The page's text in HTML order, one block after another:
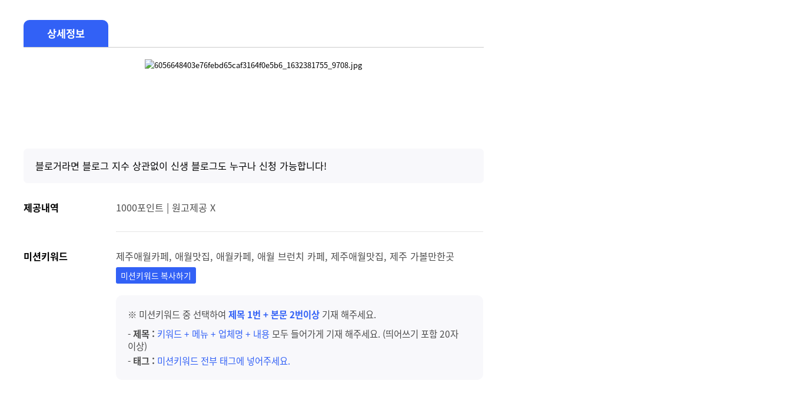
상세정보
블로거라면 블로그 지수 상관없이 신생 블로그도 누구나 신청 가능합니다!
제공내역 1000포인트 | 원고제공 X
미션키워드 제주애월카페, 애월맛집, 애월카페, 애월 브런치 카페, 제주애월맛집, 제주 가볼만한곳
미션키워드 복사하기
※ 미션키워드 중 선택하여 제목 1번 + 본문 2번이상 기재 해주세요.
-제목 : 키워드 + 메뉴 + 업체명 + 내용모두 들어가게 기재 해주세요. (띄어쓰기 포함 20자
이상)
- 태그 : 미션키워드 전부 태그에 넣어주세요.